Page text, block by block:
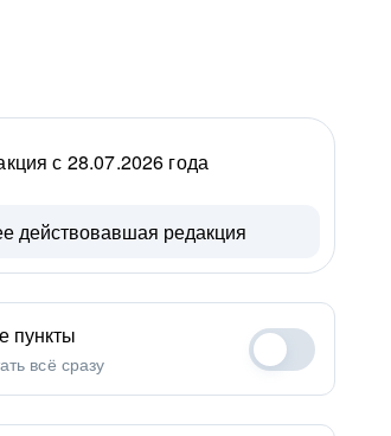
с 28.07.2026 года
действовавшая редакция
пункты
всё сразу